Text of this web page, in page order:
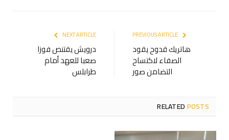
هاتريك قدوح يقود
الصفاء لاكتساح
التضامن صور
NEXT ARTICLE
درويش يقتنص فوزا
صعبا للعهد أمام
طرابلس
RELATEDPOSTS